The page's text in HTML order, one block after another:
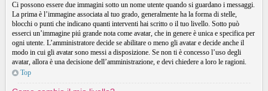
Ci possono essere due immagini sotto un nome utente quando si guardano i messaggi.
La prima è l’immagine associata al tuo grado, generalmente ha la forma di stelle,
blocchi o punti che indicano quanti interventi hai scritto o il tuo livello. Sotto può
esserci un’immagine piú grande nota come avatar, che in genere è unica e specifica per
ogni utente. L’amministratore decide se abilitare o meno gli avatar e decide anche il
modo in cui gli avatar sono messi a disposizione. Se non ti è concesso l’uso degli
avatar, allora è una decisione dell’amministrazione, e devi chiedere a loro le ragioni.
Top